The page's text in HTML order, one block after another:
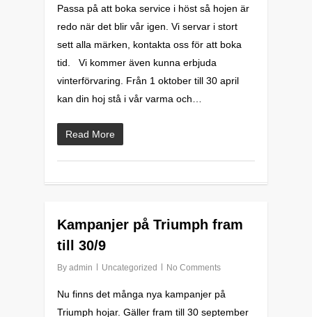
Passa på att boka service i höst så hojen är
redo när det blir vår igen. Vi servar i stort
sett alla märken, kontakta oss för att boka
tid. Vi kommer även kunna erbjuda
vinterförvaring. Från 1 oktober till 30 april
kan din hoj stå i vår varma och…
Read More
Kampanjer på Triumph fram
till 30/9
By admin Uncategorized No Comments
Nu finns det många nya kampanjer på
Triumph hojar. Gäller fram till 30 september
0